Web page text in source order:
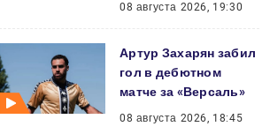
08 августа 2026, 19:30
Артур Захарян забил
гол в дебютном
матче за «Версаль»
08 августа 2026, 18:45